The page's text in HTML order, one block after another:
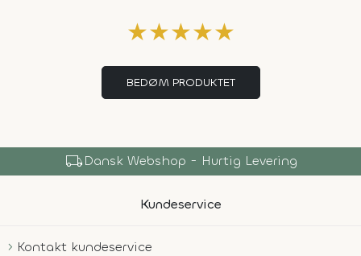
★★★★★
BEDØM PRODUKTET
local_shippingDansk Webshop - Hurtig Levering
Kundeservice
Kontakt kundeservice